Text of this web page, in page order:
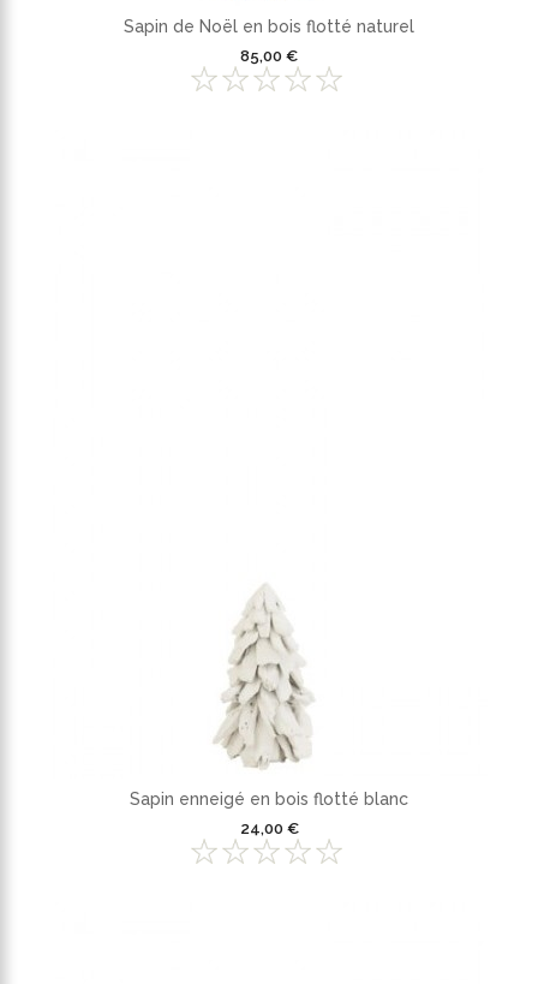
Sapin de Noël en bois flotté naturel
85,00 €
Sapin enneigé en bois flotté blanc
24,00 €